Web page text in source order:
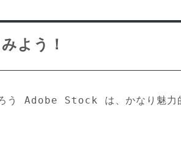
よう！
ろう Adobe Stock は、かなり魅力